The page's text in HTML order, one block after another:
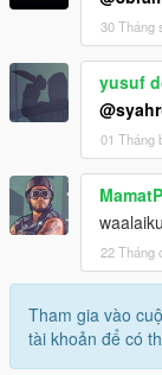
30 Tháng
yusuf
01 Tháng
22 Tháng
Tham gia vào
tài khoản để có